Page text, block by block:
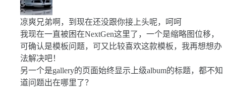
凉爽兄弟啊，到现在还没跟你接上头呢，呵呵
我现在一直被困在NextGen这里了，一个是缩略图位移，
可确认是模板问题，可又比较喜欢这款模板，我再想想办
法解决吧！
另一个是gallery的页面始终显示上级album的标题，都不知
道问题出在哪里了？